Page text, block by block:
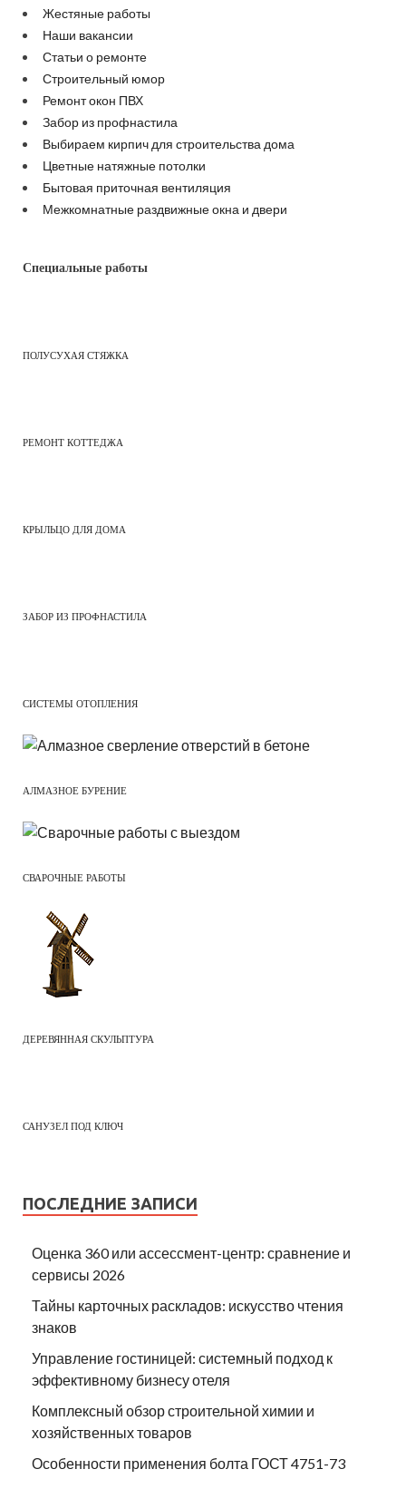
Жестяные работы
Наши вакансии
Статьи о ремонте
Строительный юмор
Ремонт окон ПВХ
Забор из профнастила
Выбираем кирпич для строительства дома
Цветные натяжные потолки
Бытовая приточная вентиляция
Межкомнатные раздвижные окна и двери
Специальные работы
ПОЛУСУХАЯ СТЯЖКА
РЕМОНТ КОТТЕДЖА
КРЫЛЬЦО ДЛЯ ДОМА
ЗАБОР ИЗ ПРОФНАСТИЛА
СИСТЕМЫ ОТОПЛЕНИЯ
АЛМАЗНОЕ БУРЕНИЕ
СВАРОЧНЫЕ РАБОТЫ
ДЕРЕВЯННАЯ СКУЛЬПТУРА
САНУЗЕЛ ПОД КЛЮЧ
ПОСЛЕДНИЕ ЗАПИСИ
Оценка 360 или ассессмент-центр: сравнение и
сервисы 2026
Тайны карточных раскладов: искусство чтения
знаков
Управление гостиницей: системный подход к
эффективному бизнесу отеля
Комплексный обзор строительной химии и
хозяйственных товаров
Особенности применения болта ГОСТ 4751-73